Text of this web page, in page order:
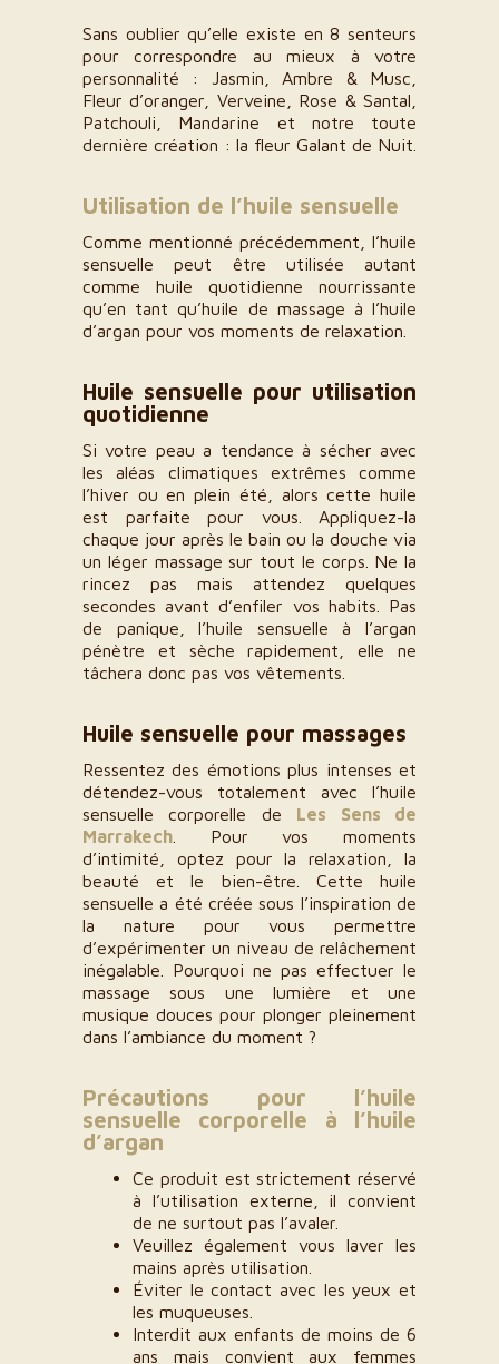
Sans oublier qu’elle existe en 8 senteurs
pour correspondre au mieux à votre
personnalité : Jasmin, Ambre & Musc,
Fleur d’oranger, Verveine, Rose & Santal,
Patchouli, Mandarine et notre toute
dernière création : la fleur Galant de Nuit.
Utilisation de l’huile sensuelle
Comme mentionné précédemment, l’huile
sensuelle peut être utilisée autant
comme huile quotidienne nourrissante
qu’en tant qu’huile de massage à l’huile
d’argan pour vos moments de relaxation.
Huile sensuelle pour utilisation
quotidienne
Si votre peau a tendance à sécher avec
les aléas climatiques extrêmes comme
l’hiver ou en plein été, alors cette huile
est parfaite pour vous. Appliquez-la
chaque jour après le bain ou la douche via
un léger massage sur tout le corps. Ne la
rincez pas mais attendez quelques
secondes avant d’enfiler vos habits. Pas
de panique, l’huile sensuelle à l’argan
pénètre et sèche rapidement, elle ne
tâchera donc pas vos vêtements.
Huile sensuelle pour massages
Ressentez des émotions plus intenses et
détendez-vous totalement avec l’huile
sensuelle corporelle de Les Sens de
Marrakech . Pour vos moments
d’intimité, optez pour la relaxation, la
beauté et le bien-être. Cette huile
sensuelle a été créée sous l’inspiration de
la nature pour vous permettre
d’expérimenter un niveau de relâchement
inégalable. Pourquoi ne pas effectuer le
massage sous une lumière et une
musique douces pour plonger pleinement
dans l’ambiance du moment ?
Précautions pour l’huile
sensuelle corporelle à l’huile
d’argan
Ce produit est strictement réservé
à l’utilisation externe, il convient
de ne surtout pas l’avaler.
Veuillez également vous laver les
mains après utilisation.
Éviter le contact avec les yeux et
les muqueuses.
Interdit aux enfants de moins de 6
ans mais convient aux femmes